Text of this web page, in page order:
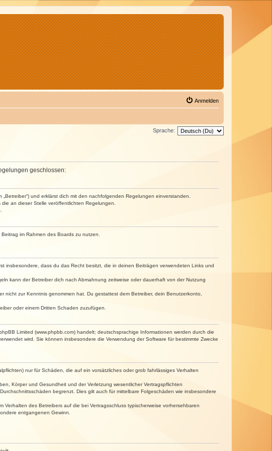
Anmelden
Sprache:
geschlossen:
und erklärst dich mit den nachfolgenden Regelungen einverstanden.
an dieser Stelle veröffentlichten Regelungen.
im Rahmen des Boards zu nutzen.
insbesondere, dass du das Recht besitzt, die in deinen Beiträgen verwendeten Links und
kann der Betreiber dich nach Abmahnung zeitweise oder dauerhaft von der Nutzung
zur Kenntnis genommen hat. Du gestattest dem Betreiber, dein Benutzerkonto,
oder einem Dritten Schaden zuzufügen.
Limited (www.phpbb.com) handelt; deutschsprachige Informationen werden durch die
wird. Sie können insbesondere die Verwendung der Software für bestimmte Zwecke
nur für Schäden, die auf ein vorsätzliches oder grob fahrlässiges Verhalten
Körper und Gesundheit und der Verletzung wesentlicher Vertragspflichten
begrenzt. Dies gilt auch für mittelbare Folgeschäden wie insbesondere
des Betreibers auf die bei Vertragsschluss typischerweise vorhersehbaren
entgangenen Gewinn.